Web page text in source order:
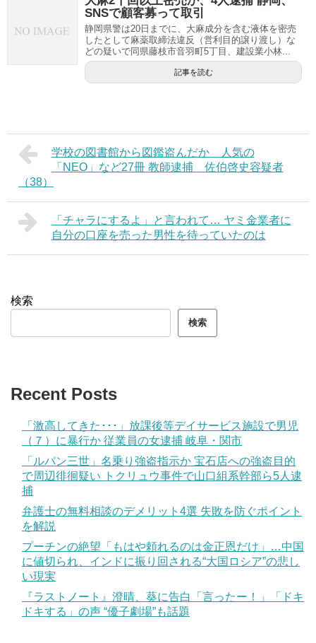
SNSで顧客募って取引
静岡県警は20日までに、大麻成分を含む液体を密売
したとして麻薬取締法違反（営利目的譲り渡し）な
どの疑いで同県藤枝市音羽町5丁目、建設業小林...
記事を読む
学校の図書館から図鑑盗んだか 人気の
「NEO」など27冊 教師逮捕 佐伯啓史容疑者
（38）
「チャラにするよ」と言われて… ヤミ金業者に
自分の口座を売った男性を待っていたのは
検索
検索
Recent Posts
「激高してきた･･･」放課後等デイサービス施設で男児
（７）に暴行か 従業員の女逮捕 岐阜・関市
「ルパン三世」名乗り強盗指示か 宝石店への強盗目的
で周辺徘徊疑い トクリュウ事件で山口組系幹部ら5人逮
捕
弁護士の無料相談のデメリット4選 失敗を防ぐポイント
を解説
プーチンの絶望「もはや頼れるのは金正恩だけ」…中国
に値切られ、インドに振り回される“大国ロシア”の悲し
い現実
『ラストノート』澄晴、葵に告白「言ったー！」「ドキ
ドキする」の声 “優子劇場”も話題